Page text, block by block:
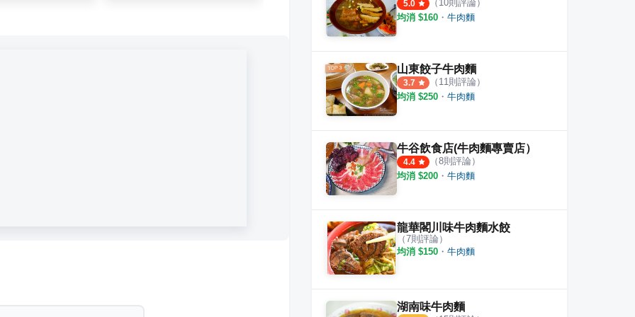
5.0 （ 10則評論）
均消 $160 ・ 牛肉麵
山東餃子牛肉麵
3.7 （ 11則評論）
均消 $250 ・ 牛肉麵
牛谷飲食店(牛肉麵專賣店）
4.4 （8則評論）
均消 $200 ・ 牛肉麵
龍華閣川味牛肉麵水餃
（7則評論）
均消 $150 ・ 牛肉麵
湖南味牛肉麵